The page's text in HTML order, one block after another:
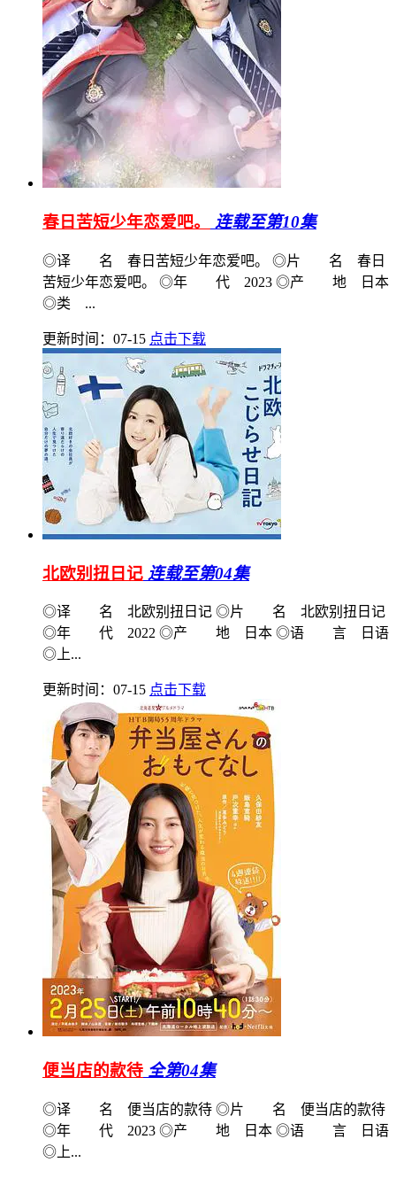
春日苦短少年恋爱吧。 连载至第10集
◎译 名 春日苦短少年恋爱吧。 ◎片 名 春日
苦短少年恋爱吧。 ◎年 代 2023 ◎产 地 日本
◎类 ...
更新时间：07-15 点击下载
北欧别扭日记 连载至第04集
◎译 名 北欧别扭日记 ◎片 名 北欧别扭日记
◎年 代 2022 ◎产 地 日本 ◎语 言 日语
◎上...
更新时间：07-15 点击下载
便当店的款待 全第04集
◎译 名 便当店的款待 ◎片 名 便当店的款待
◎年 代 2023 ◎产 地 日本 ◎语 言 日语
◎上...